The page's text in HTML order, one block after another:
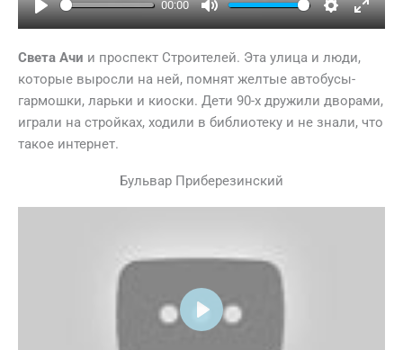
Play
00:00
Mute Settings
Света Ачи и проспект Строителей. Эта улица и люди,
которые выросли на ней, помнят желтые автобусы-
гармошки, ларьки и киоски. Дети 90-х дружили дворами,
играли на стройках, ходили в библиотеку и не знали, что
такое интернет.
Бульвар Приберезинский
Play